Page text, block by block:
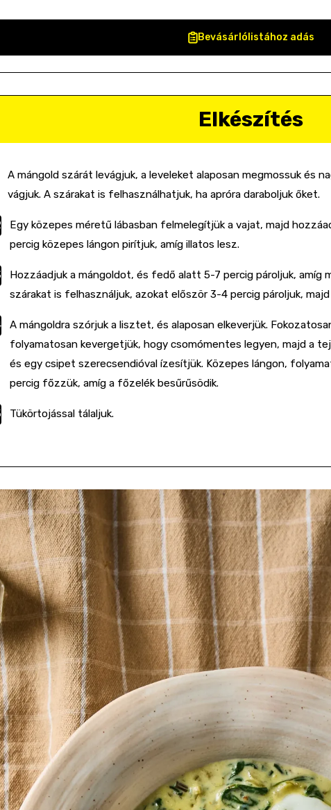
Bevásárlólistához adás
Elkészítés
A mángold szárát levágjuk, a leveleket alaposan megmossuk és
vágjuk. A szárakat is felhasználhatjuk, ha apróra daraboljuk őket.
Egy közepes méretű lábasban felmelegítjük a vajat, majd
percig közepes lángon pirítjuk, amíg illatos lesz.
Hozzáadjuk a mángoldot, és fedő alatt 5-7 percig pároljuk, amíg
szárakat is felhasználjuk, azokat először 3-4 percig pároljuk,
A mángoldra szórjuk a lisztet, és alaposan elkeverjük.
folyamatosan kevergetjük, hogy csomómentes legyen, majd a
és egy csipet szerecsendióval ízesítjük. Közepes lángon,
percig főzzük, amíg a főzelék besűrűsödik.
Tükörtojással tálaljuk.